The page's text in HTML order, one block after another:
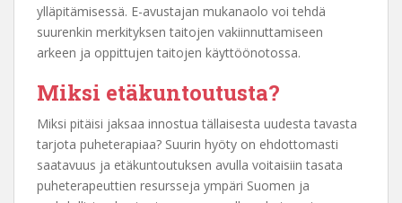
ylläpitämisessä. E-avustajan mukanaolo voi tehdä
suurenkin merkityksen taitojen vakiinnuttamiseen
arkeen ja oppittujen taitojen käyttöönotossa.
Miksi etäkuntoutusta?
Miksi pitäisi jaksaa innostua tällaisesta uudesta tavasta
tarjota puheterapiaa? Suurin hyöty on ehdottomasti
saatavuus ja etäkuntoutuksen avulla voitaisiin tasata
puheterapeuttien resursseja ympäri Suomen ja